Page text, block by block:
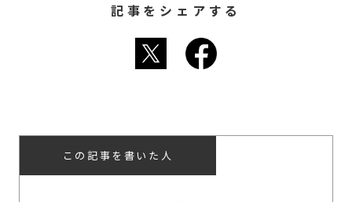
記事をシェアする
この記事を書いた人